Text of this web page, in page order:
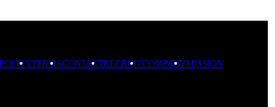
TERMSCONTACTRECRUITCOMPANYMISSION